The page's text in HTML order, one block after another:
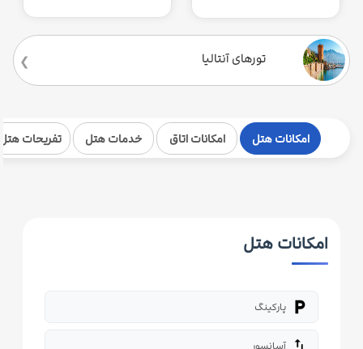
تورهای آنتالیا
امکانات هتل امکانات اتاق خدمات هتل تفریحات
امکانات هتل
local_parking پارکینگ
آسانسور